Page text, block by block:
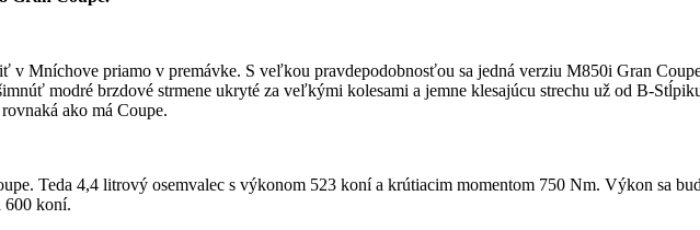
v Mníchove priamo v premávke. S veľkou pravdepodobnosťou sa jedná verziu M850i Gran
modré brzdové strmene ukryté za veľkými kolesami a jemne klesajúcu strechu už od B-
ako má Coupe.
Teda 4,4 litrový osemvalec s výkonom 523 koní a krútiacim momentom 750 Nm. Výkon sa
600 koní.